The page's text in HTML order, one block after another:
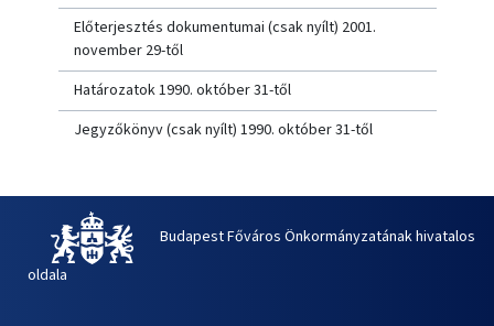
Előterjesztés dokumentumai (csak nyílt) 2001.
november 29-től
Határozatok 1990. október 31-től
Jegyzőkönyv (csak nyílt) 1990. október 31-től
Budapest Főváros Önkormányzatának hivatalos
oldala